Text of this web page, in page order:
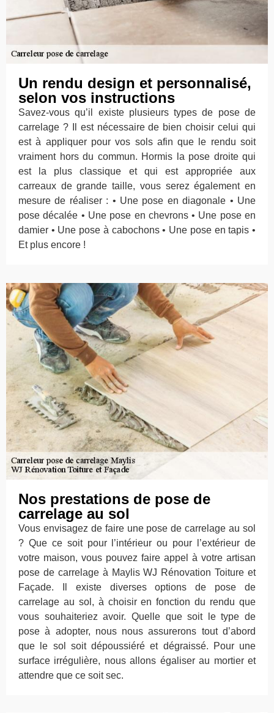
Un rendu design et personnalisé,
selon vos instructions
Savez-vous qu’il existe plusieurs types de pose de
carrelage ? Il est nécessaire de bien choisir celui qui
est à appliquer pour vos sols afin que le rendu soit
vraiment hors du commun. Hormis la pose droite qui
est la plus classique et qui est appropriée aux
carreaux de grande taille, vous serez également en
mesure de réaliser : • Une pose en diagonale • Une
pose décalée • Une pose en chevrons • Une pose en
damier • Une pose à cabochons • Une pose en tapis •
Et plus encore !
Nos prestations de pose de
carrelage au sol
Vous envisagez de faire une pose de carrelage au sol
? Que ce soit pour l’intérieur ou pour l’extérieur de
votre maison, vous pouvez faire appel à votre artisan
pose de carrelage à Maylis WJ Rénovation Toiture et
Façade. Il existe diverses options de pose de
carrelage au sol, à choisir en fonction du rendu que
vous souhaiteriez avoir. Quelle que soit le type de
pose à adopter, nous nous assurerons tout d’abord
que le sol soit dépoussiéré et dégraissé. Pour une
surface irrégulière, nous allons égaliser au mortier et
attendre que ce soit sec.